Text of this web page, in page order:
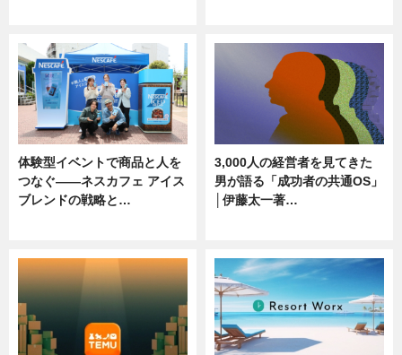
体験型イベントで商品と人を
つなぐ――ネスカフェ アイス
ブレンドの戦略と…
3,000人の経営者を見てきた
男が語る「成功者の共通OS」
│伊藤太一著…